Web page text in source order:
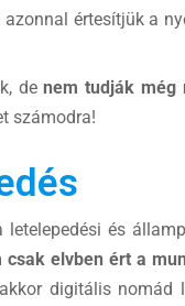
értesítjük a
denem tudják még
számodra!
és
csak elvben ért a
digitális